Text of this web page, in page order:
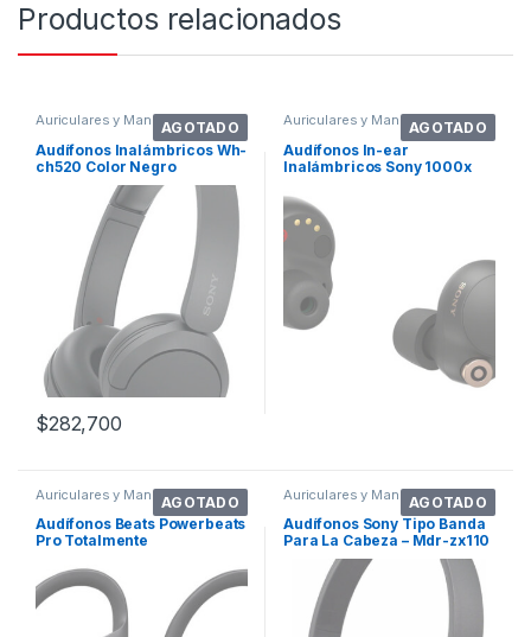
Productos relacionados
AGOTADO
Auriculares y Manos Libres
Audífonos Inalámbricos Wh-
ch520 Color Negro
$282,700
AGOTADO
Auriculares y Manos Libres
Audífonos In-ear
Inalámbricos Sony 1000x
Negro
AGOTADO
Auriculares y Manos Libres
Audífonos Beats Powerbeats
Pro Totalmente
AGOTADO
Auriculares y Manos Libres
Audífonos Sony Tipo Banda
Para La Cabeza – Mdr-zx110
Color Negro